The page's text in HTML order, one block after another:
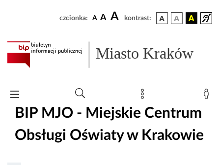
czcionka: A A A kontrast:
Miasto Kraków
BIP MJO - Miejskie Centrum
Obsługi Oświaty w Krakowie